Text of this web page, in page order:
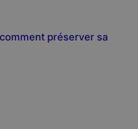
préserver sa